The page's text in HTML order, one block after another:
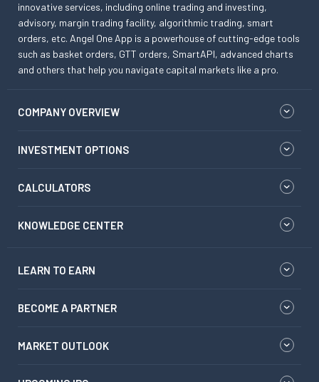
innovative services, including online trading and investing,
advisory, margin trading facility, algorithmic trading, smart
orders, etc. Angel One App is a powerhouse of cutting-edge tools
such as basket orders, GTT orders, SmartAPI, advanced charts
and others that help you navigate capital markets like a pro.
COMPANY OVERVIEW
INVESTMENT OPTIONS
CALCULATORS
KNOWLEDGE CENTER
LEARN TO EARN
BECOME A PARTNER
MARKET OUTLOOK